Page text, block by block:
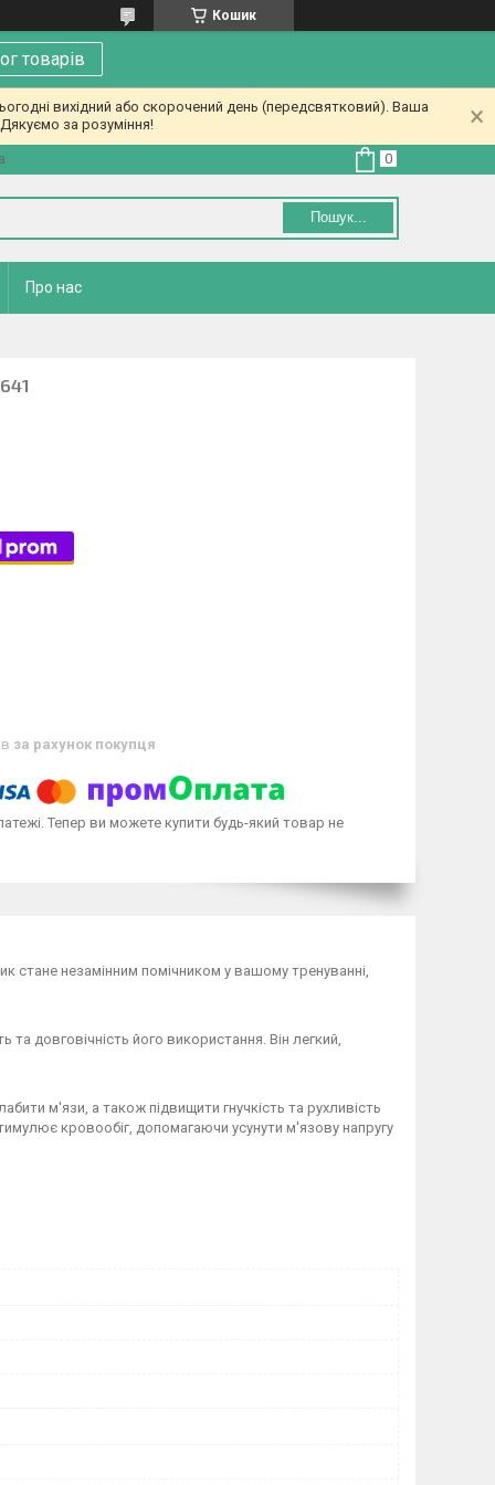
Кошик
товарів
вихідний або скорочений день (передсвятковий). Ваша
за розуміння!
Пошук...
Про нас
за рахунок покупця
Тепер ви можете купити будь-який товар не
стане незамінним помічником у вашому тренуванні,
довговічність його використання. Він легкий,
м'язи, а також підвищити гнучкість та рухливість
кровообіг, допомагаючи усунути м'язову напругу